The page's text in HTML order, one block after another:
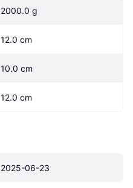
2000.0 g
12.0 cm
10.0 cm
12.0 cm
2025-06-23